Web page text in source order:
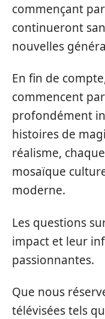
commençant
continueront
nouvelles
En fin de
commencent
profondément
histoires de
réalisme,
mosaïque
moderne.
Les questions
impact et leur
passionnantes.
Que nous
télévisées tels